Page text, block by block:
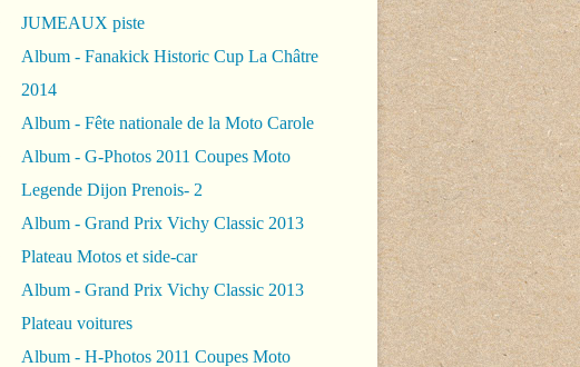
JUMEAUX piste
Album - Fanakick Historic Cup La Châtre
2014
Album - Fête nationale de la Moto Carole
Album - G-Photos 2011 Coupes Moto
Legende Dijon Prenois- 2
Album - Grand Prix Vichy Classic 2013
Plateau Motos et side-car
Album - Grand Prix Vichy Classic 2013
Plateau voitures
Album - H-Photos 2011 Coupes Moto